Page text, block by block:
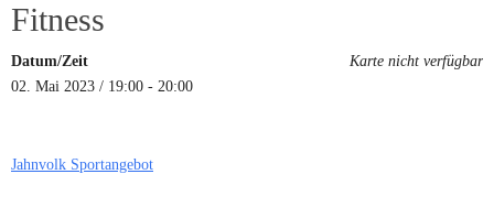
Fitness
Karte nicht verfügbar
Datum/Zeit
02. Mai 2023 / 19:00 - 20:00
Jahnvolk Sportangebot